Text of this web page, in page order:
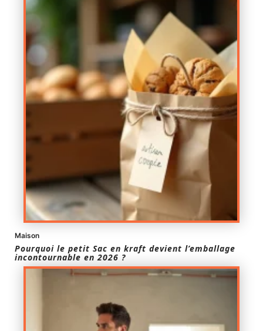
Maison
Pourquoi le petit Sac en kraft devient l’emballage
incontournable en 2026 ?